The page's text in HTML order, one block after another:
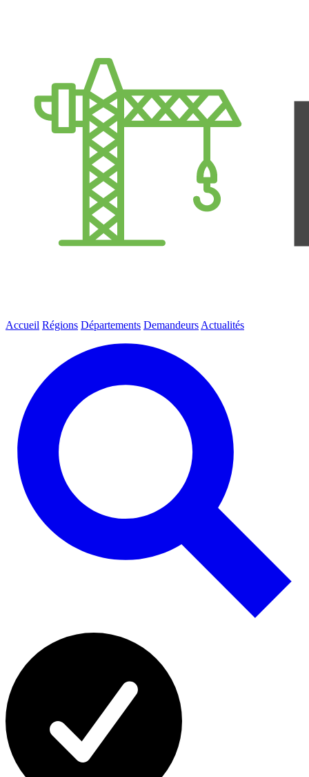
Accueil Régions Départements Demandeurs Actualités